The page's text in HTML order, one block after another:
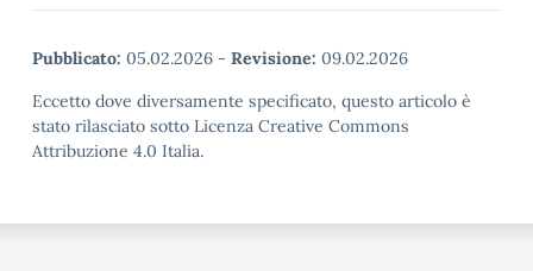
Pubblicato: 05.02.2026 - Revisione: 09.02.2026
Eccetto dove diversamente specificato, questo articolo è
stato rilasciato sotto Licenza Creative Commons
Attribuzione 4.0 Italia.